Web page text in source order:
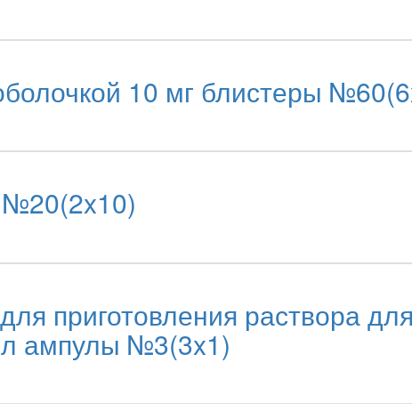
10 мг блистеры
приготовления раствора
ампулы №3(3x1)